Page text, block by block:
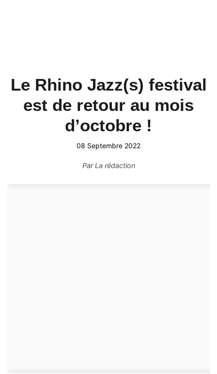
Le Rhino Jazz(s) festival
est de retour au mois
d’octobre !
08 Septembre 2022
ParLa rédaction